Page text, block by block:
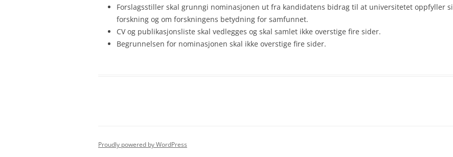
Forslagsstiller skal grunngi nominasjonen ut fra kandidatens bidrag til at universitetet oppfyller
forskning og om forskningens betydning for samfunnet.
CV og publikasjonsliste skal vedlegges og skal samlet ikke overstige fire sider.
Begrunnelsen for nominasjonen skal ikke overstige fire sider.
Proudly powered by WordPress